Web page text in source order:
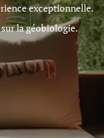
exceptionnelle.
la géobiologie.